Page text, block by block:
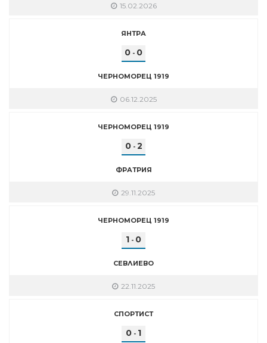
15.02.2026
ЯНТРА
0 - 0
ЧЕРНОМОРЕЦ 1919
06.12.2025
ЧЕРНОМОРЕЦ 1919
0- 2
ФРАТРИЯ
29.11.2025
ЧЕРНОМОРЕЦ 1919
1 - 0
СЕВЛИЕВО
22.11.2025
СПОРТИСТ
0 - 1